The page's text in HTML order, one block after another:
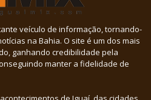
veículo de informação, tornando-
na Bahia. O site é um dos mais
ganhando credibilidade pela
manter a fidelidade de